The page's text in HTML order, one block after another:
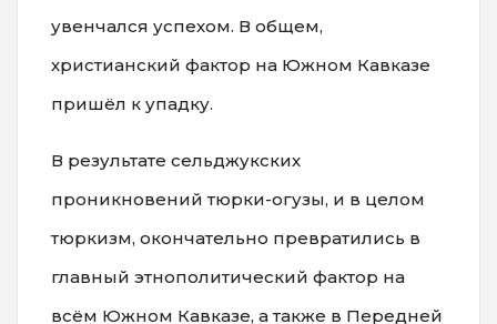
увенчался успехом. В общем,
христианский фактор на Южном Кавказе
пришёл к упадку.
В результате сельджукских
проникновений тюрки-огузы, и в целом
тюркизм, окончательно превратились в
главный этнополитический фактор на
всём Южном Кавказе, а также в Передней